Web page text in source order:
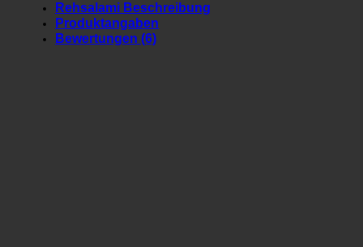
Rehsalami Beschreibung
Produktangaben
Bewertungen (6)